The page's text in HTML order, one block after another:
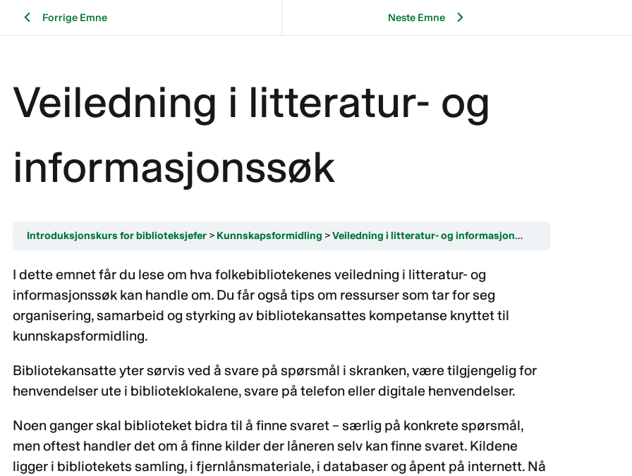
Forrige Emne Neste Emne
Veiledning i litteratur- og
informasjonssøk
Introduksjonskurs for biblioteksjefer Kunnskapsformidling Veiledning i litteratur- og informasjonssøk
I dette emnet får du lese om hva folkebibliotekenes veiledning i litteratur- og
informasjonssøk kan handle om. Du får også tips om ressurser som tar for seg
organisering, samarbeid og styrking av bibliotekansattes kompetanse knyttet til
kunnskapsformidling.
Bibliotekansatte yter sørvis ved å svare på spørsmål i skranken, være tilgjengelig for
henvendelser ute i biblioteklokalene, svare på telefon eller digitale henvendelser.
Noen ganger skal biblioteket bidra til å finne svaret – særlig på konkrete spørsmål,
men oftest handler det om å finne kilder der låneren selv kan finne svaret. Kildene
ligger i bibliotekets samling, i fjernlånsmateriale, i databaser og åpent på internett. Nå